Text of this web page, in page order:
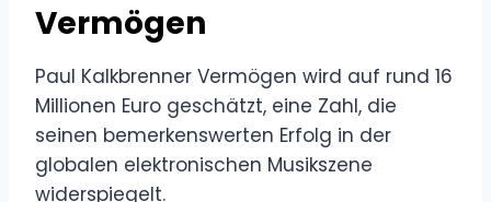
Vermögen
Paul Kalkbrenner Vermögen wird auf rund 16
Millionen Euro geschätzt, eine Zahl, die
seinen bemerkenswerten Erfolg in der
globalen elektronischen Musikszene
widerspiegelt.